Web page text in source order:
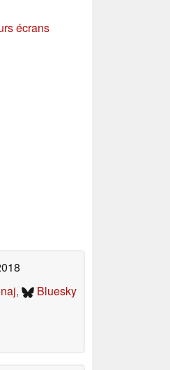
écrans
, Bluesky